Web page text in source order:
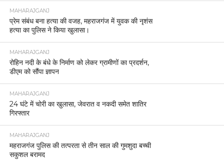
MAHARAJGANJ
प्रेम संबंध बना हत्या की वजह, महराजगंज में युवक की नृशंस
हत्या का पुलिस ने किया खुलासा।
MAHARAJGANJ
रोहिन नदी के बंधे के निर्माण को लेकर ग्रामीणों का प्रदर्शन,
डीएम को सौंपा ज्ञापन
MAHARAJGANJ
24 घंटे में चोरी का खुलासा, जेवरात व नकदी समेत शातिर
गिरफ्तार
MAHARAJGANJ
महराजगंज पुलिस की तत्परता से तीन साल की गुमशुदा बच्ची
सकुशल बरामद